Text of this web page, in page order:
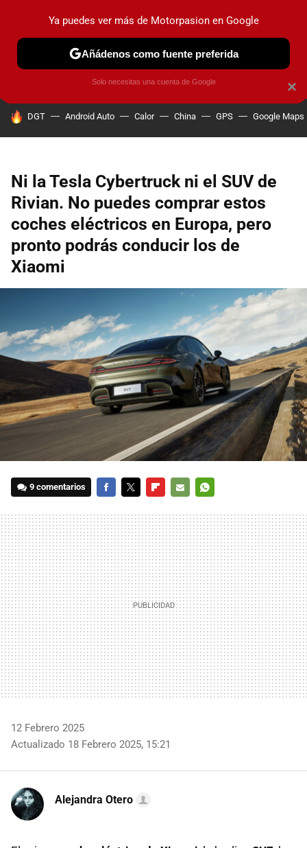
PRUEBAS COCHES ELÉCTRICOS OBSERVATORIO
HOY SE HABLA DE
DGT Android Auto Calor China GPS Google Maps
Ni la Tesla Cybertruck ni el SUV de
Rivian. No puedes comprar estos
coches eléctricos en Europa, pero
pronto podrás conducir los de
Xiaomi
9 comentarios
MAIL
12 Febrero 2025
Actualizado 18 Febrero 2025, 15:21
Alejandra Otero
×
Ya puedes ver más de Motorpasion en Google
Añádenos como fuente preferida
Solo necesitas una cuenta de Google